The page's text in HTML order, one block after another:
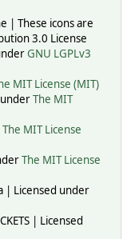
| These icons are
3.0 License
GNU LGPLv3
MIT License (MIT)
The MIT
The MIT License
The MIT License
| Licensed under
| Licensed